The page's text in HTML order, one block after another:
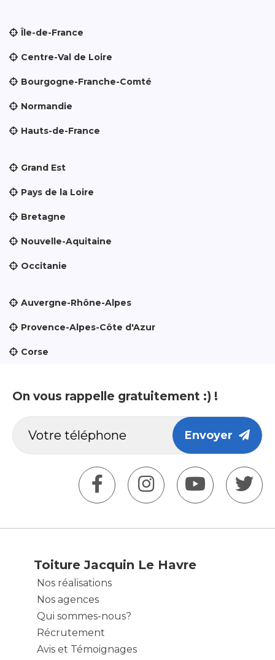
Île-de-France
Centre-Val de Loire
Bourgogne-Franche-Comté
Normandie
Hauts-de-France
Grand Est
Pays de la Loire
Bretagne
Nouvelle-Aquitaine
Occitanie
Auvergne-Rhône-Alpes
Provence-Alpes-Côte d'Azur
Corse
On vous rappelle gratuitement :) !
Envoyer
Toiture Jacquin Le Havre
Nos réalisations
Nos agences
Qui sommes-nous?
Récrutement
Avis et Témoignages